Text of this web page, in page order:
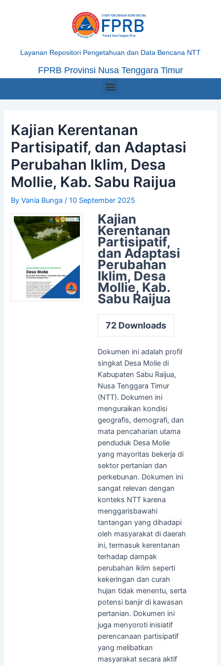
Layanan Repositori Pengetahuan dan Data Bencana NTT
FPRB Provinsi Nusa Tenggara Timur
Menu
Kajian Kerentanan
Partisipatif, dan Adaptasi
Perubahan Iklim, Desa
Mollie, Kab. Sabu Raijua
ByVania Bunga/10 September 2025
Kajian
Kerentanan
Partisipatif,
dan Adaptasi
Perubahan
Iklim, Desa
Mollie, Kab.
Sabu Raijua
72Downloads
Dokumen ini adalah profil
singkat Desa Molie di
Kabupaten Sabu Raijua,
Nusa Tenggara Timur
(NTT). Dokumen ini
menguraikan kondisi
geografis, demografi, dan
mata pencaharian utama
penduduk Desa Molie
yang mayoritas bekerja di
sektor pertanian dan
perkebunan. Dokumen ini
sangat relevan dengan
konteks NTT karena
menggarisbawahi
tantangan yang dihadapi
oleh masyarakat di daerah
ini, termasuk kerentanan
terhadap dampak
perubahan iklim seperti
kekeringan dan curah
hujan tidak menentu, serta
potensi banjir di kawasan
pertanian. Dokumen ini
juga menyoroti inisiatif
perencanaan partisipatif
yang melibatkan
masyarakat secara aktif